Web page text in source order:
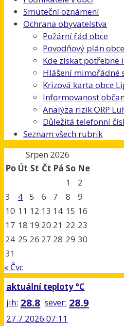
Smuteční oznámení
Ochrana obyvatelstva
Požární řád obce
Povodňový plán obce
Kde získat potřebné
Hlášení mimořádné
Krizová karta obce
Informovanost
Analýza rizik ORP
Důležitá telefonní
Seznam všech rubrik
Srpen 2026
Po Út St Čt Pá So Ne
1
2
3
4 5 6 7 8
9
10 11 12 13 14 15 16
17 18 19 20 21 22 23
24 25 26 27 28 29 30
31
« Čvc
aktuální teploty °C
jih: 28.8 sever: 28.9
27.7.2026 07:11